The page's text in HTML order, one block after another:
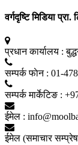
वर्गदृष्टि मिडिया प्रा.
प्रधान कार्यालय :
सम्पर्क फाेन : 01-
सम्पर्क मार्केटिङ :
ईमेल :
ईमेल (समाचार